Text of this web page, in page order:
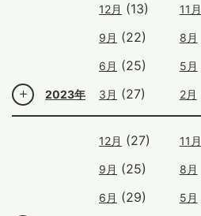
2023年
12月 (13) 11月
9月 (22) 8月
6月 (25) 5月
3月 (27) 2月
12月 (27) 11月
9月 (25) 8月
6月 (29) 5月